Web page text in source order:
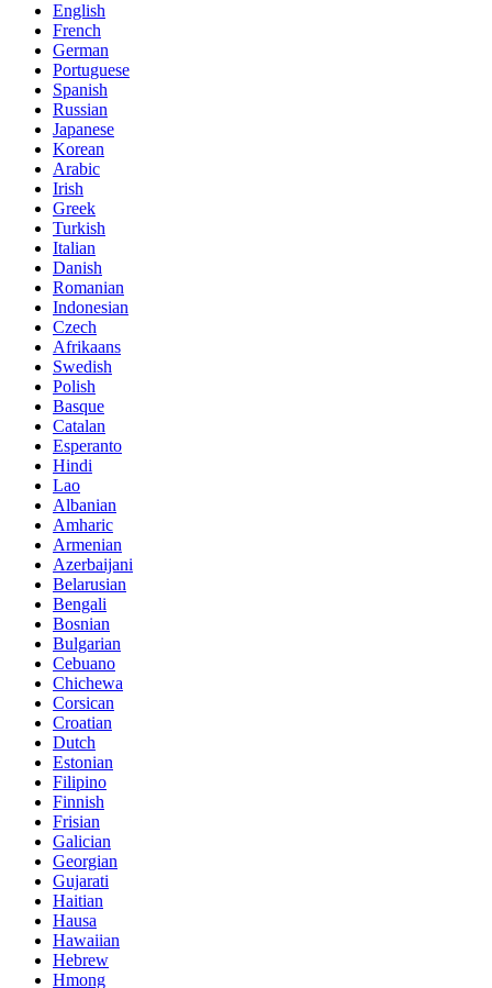
English
French
German
Portuguese
Spanish
Russian
Japanese
Korean
Arabic
Irish
Greek
Turkish
Italian
Danish
Romanian
Indonesian
Czech
Afrikaans
Swedish
Polish
Basque
Catalan
Esperanto
Hindi
Lao
Albanian
Amharic
Armenian
Azerbaijani
Belarusian
Bengali
Bosnian
Bulgarian
Cebuano
Chichewa
Corsican
Croatian
Dutch
Estonian
Filipino
Finnish
Frisian
Galician
Georgian
Gujarati
Haitian
Hausa
Hawaiian
Hebrew
Hmong